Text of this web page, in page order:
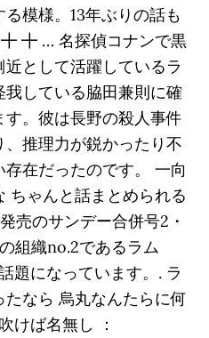
模様。13年ぶりの話も
… 名探偵コナンで黒
として活躍しているラ
している脇田兼則に確
。彼は長野の殺人事件
推理力が鋭かったり不
在だったのです。 一向
ちゃんと話まとめられる
売のサンデー合併号2・
組織no.2であるラム
題になっています。. ラ
なら 烏丸なんたらに何
けば名無し ：